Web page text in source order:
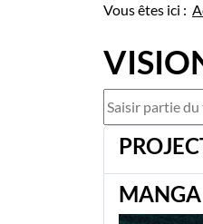
Vous êtes ici :
Saisir partie du
MANGA